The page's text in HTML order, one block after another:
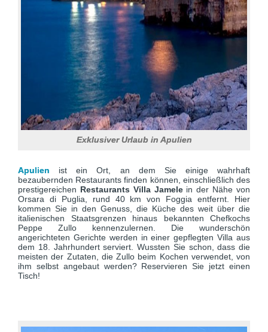
Exklusiver Urlaub in Apulien
Apulien ist ein Ort, an dem Sie einige wahrhaft
bezaubernden Restaurants finden können, einschließlich des
prestigereichen Restaurants Villa Jamelein der Nähe von
Orsara di Puglia, rund 40 km von Foggia entfernt. Hier
kommen Sie in den Genuss, die Küche des weit über die
italienischen Staatsgrenzen hinaus bekannten Chefkochs
Peppe Zullo kennenzulernen. Die wunderschön
angerichteten Gerichte werden in einer gepflegten Villa aus
dem 18. Jahrhundert serviert. Wussten Sie schon, dass die
meisten der Zutaten, die Zullo beim Kochen verwendet, von
ihm selbst angebaut werden? Reservieren Sie jetzt einen
Tisch!